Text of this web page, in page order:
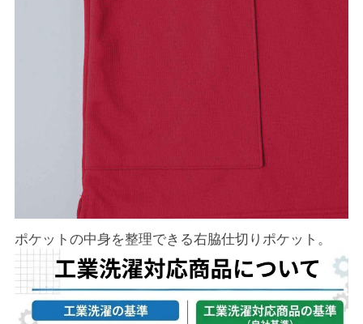
ポケットの中身を整理できる右脇仕切りポケット。